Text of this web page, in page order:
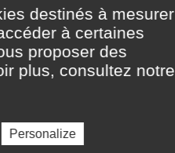
destinés à mesurer
à certaines
proposer des
plus, consultez notre
Personalize